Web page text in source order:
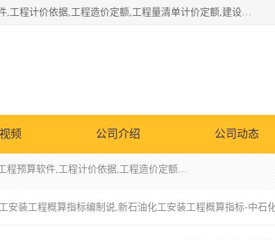
北京北腾文化发展有限公司：主营31个省建设工程预算书,工程预算软件,工程计价依据,工程造价定额,工程量清单计价定额,建设工程量消耗量定额,各行业工程预算定额,铁路定额,电力定额,矿山定额,*,黄金定额,钢铁企业检修定额,中石化安装检修定额,煤矿图书,医院书籍等.诚信的经营，在发展的同时公司不忘不断总结不断优化为客户的服务，和一如既往的热情赢得了新老客户的极高评价及青睐。
频 公司介绍 公司动态
北京北腾文化发展有限公司：主营31个省建设工程预算书,工程预算软件,工程计价依据,工程造价定额,工程量清单计价定额,建设工程量消耗量定额,各行业工程预算定额,铁路定额,电力定额,矿山定额,*,黄金定额,钢铁企业检修定额,中石化安装检修定额,煤矿图书,医院书籍等.诚信的经营，在发展的同时公司不忘不断总结不断优化为客户的服务，和一如既往的热情赢得了新老客户的极高评价及青睐。
安装工程概算指标编制说,新石油化工安装工程概算指标-中石